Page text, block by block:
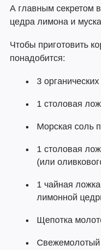
А главным секретом
цедра лимона и
Чтобы приготовить
понадобится:
3
1 столовая
Морская соль
1 столовая
(или
1 чайная
лимонной
Щепотка
Свежемолотый